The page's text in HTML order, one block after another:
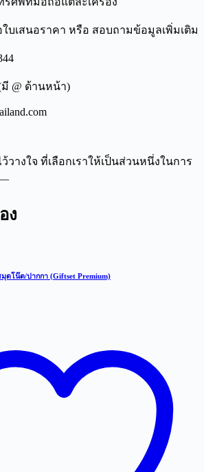
ใบเสนอราคา หรือ สอบถามข้อมูลเพิ่มเติม
(มี @ ด้านหน้า)
งใจ ที่เลือกเราให้เป็นส่วนหนึ่งในการ
—
ง
ดโน๊ต/ปากกา (Giftset Premium)